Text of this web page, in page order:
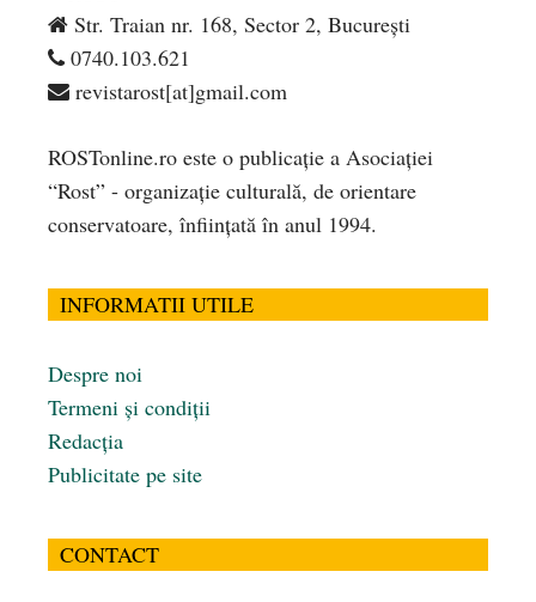
Str. Traian nr. 168, Sector 2, București
0740.103.621
revistarost[at]gmail.com
ROSTonline.ro este o publicaţie a Asociaţiei
“Rost” - organizaţie culturală, de orientare
conservatoare, înfiinţată în anul 1994.
INFORMATII UTILE
Despre noi
Termeni și condiții
Redacția
Publicitate pe site
CONTACT